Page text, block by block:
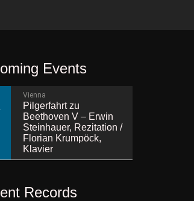
Events
Vienna
Pilgerfahrt zu
Beethoven V – Erwin
Steinhauer, Rezitation /
Florian Krumpöck,
Klavier
Records